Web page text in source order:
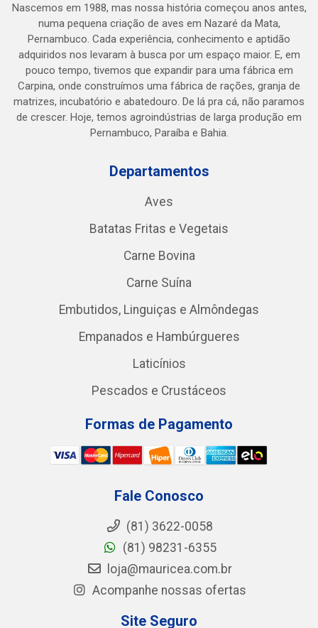
Nascemos em 1988, mas nossa história começou anos antes,
numa pequena criação de aves em Nazaré da Mata,
Pernambuco. Cada experiência, conhecimento e aptidão
adquiridos nos levaram à busca por um espaço maior. E, em
pouco tempo, tivemos que expandir para uma fábrica em
Carpina, onde construímos uma fábrica de rações, granja de
matrizes, incubatório e abatedouro. De lá pra cá, não paramos
de crescer. Hoje, temos agroindústrias de larga produção em
Pernambuco, Paraíba e Bahia.
Departamentos
Aves
Batatas Fritas e Vegetais
Carne Bovina
Carne Suína
Embutidos, Linguiças e Almôndegas
Empanados e Hambúrgueres
Laticínios
Pescados e Crustáceos
Formas de Pagamento
Fale Conosco
(81) 3622-0058
(81) 98231-6355
loja@mauricea.com.br
Acompanhe nossas ofertas
Site Seguro